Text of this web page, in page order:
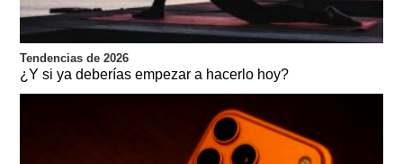
Tendencias de 2026
¿Y si ya deberías empezar a hacerlo hoy?